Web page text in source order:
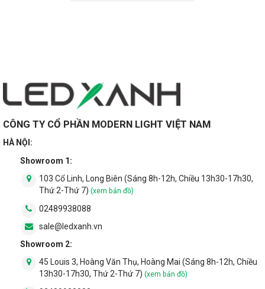
CÔNG TY CỔ PHẦN MODERN LIGHT VIỆT NAM
HÀ NỘI:
Showroom 1:
103 Cổ Linh, Long Biên (Sáng 8h-12h, Chiều 13h30-17h30,
Thứ 2-Thứ 7) (xem bản đồ)
02489938088
sale@ledxanh.vn
Showroom 2:
45 Louis 3, Hoàng Văn Thụ, Hoàng Mai (Sáng 8h-12h, Chiều
13h30-17h30, Thứ 2-Thứ 7) (xem bản đồ)